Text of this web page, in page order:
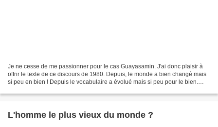
Je ne cesse de me passionner pour le cas Guayasamin. J'ai donc plaisir à
offrir le texte de ce discours de 1980. Depuis, le monde a bien changé mais
si peu en bien ! Depuis le vocabulaire a évolué mais si peu pour le bien.
L'homme le plus vieux du monde ?